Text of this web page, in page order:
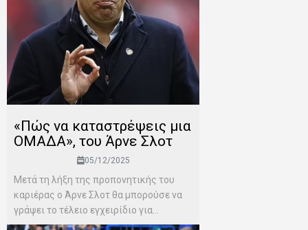
«Πώς να καταστρέψεις μια
ΟΜΑΔΑ», του Άρνε Σλοτ
05/12/2025
Μετά τη λήξη της προπονητικής του
καριέρας ο Άρνε Σλοτ θα μπορούσε να
γράψει το τέλειο εγχειρίδιο για...